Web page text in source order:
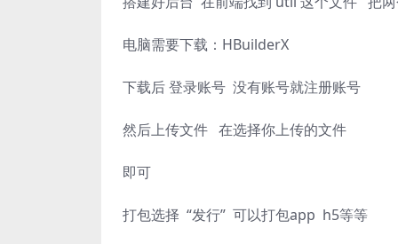
电脑需要下载：HBuilderX
下载后 登录账号 没有账号就注册账号
然后上传文件 在选择你上传的文件
即可
打包选择 “发行” 可以打包app h5等等